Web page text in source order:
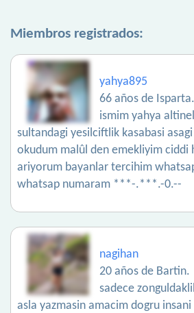
Miembros registrados:
yahya895
66 años de Isparta.
ismim yahya
sultandagi yesilciftlik kasabasi
okudum malûl den emekliyim ciddi
ariyorum bayanlar tercihim
whatsap numaram ***-.***.-0.--
nagihan
20 años de Bartin.
sadece
asla yazmasin amacim dogru